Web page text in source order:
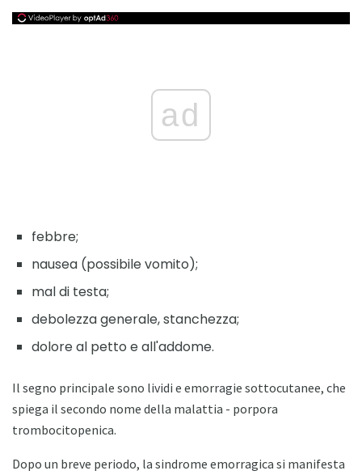
ad
febbre;
nausea (possibile vomito);
mal di testa;
debolezza generale, stanchezza;
dolore al petto e all'addome.
Il segno principale sono lividi e emorragie sottocutanee, che
spiega il secondo nome della malattia - porpora
trombocitopenica.
Dopo un breve periodo, la sindrome emorragica si manifesta